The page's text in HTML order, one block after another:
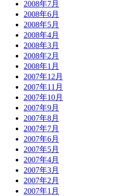
2008年7月
2008年6月
2008年5月
2008年4月
2008年3月
2008年2月
2008年1月
2007年12月
2007年11月
2007年10月
2007年9月
2007年8月
2007年7月
2007年6月
2007年5月
2007年4月
2007年3月
2007年2月
2007年1月